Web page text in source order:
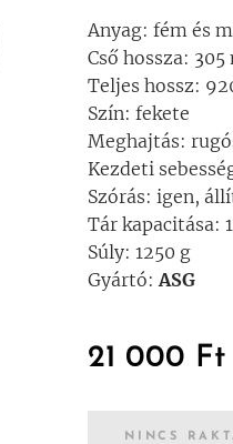
Anyag: fém és
Cső hossza: 305
Teljes hossz:
Szín: fekete
Meghajtás:
Kezdeti
Szórás: igen,
Tár kapacitása:
Súly: 1250 g
Gyártó:ASG
21 000 Ft
NINCS